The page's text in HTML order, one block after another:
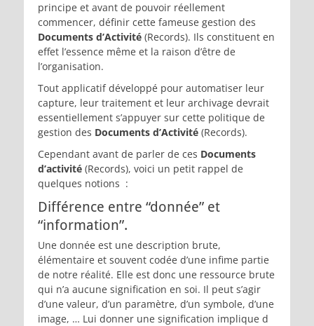
principe et avant de pouvoir réellement
commencer, définir cette fameuse gestion des
Documents d’Activité (Records). Ils constituent en
effet l’essence même et la raison d’être de
l’organisation.
Tout applicatif développé pour automatiser leur
capture, leur traitement et leur archivage devrait
essentiellement s’appuyer sur cette politique de
gestion des Documents d’Activité (Records).
Cependant avant de parler de ces Documents
d’activité (Records), voici un petit rappel de
quelques notions :
Différence entre “donnée” et
“information”.
Une donnée est une description brute,
élémentaire et souvent codée d’une infime partie
de notre réalité. Elle est donc une ressource brute
qui n’a aucune signification en soi. Il peut s’agir
d’une valeur, d’un paramètre, d’un symbole, d’une
image, … Lui donner une signification implique d